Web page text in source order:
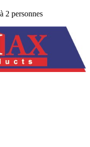
2 personnes